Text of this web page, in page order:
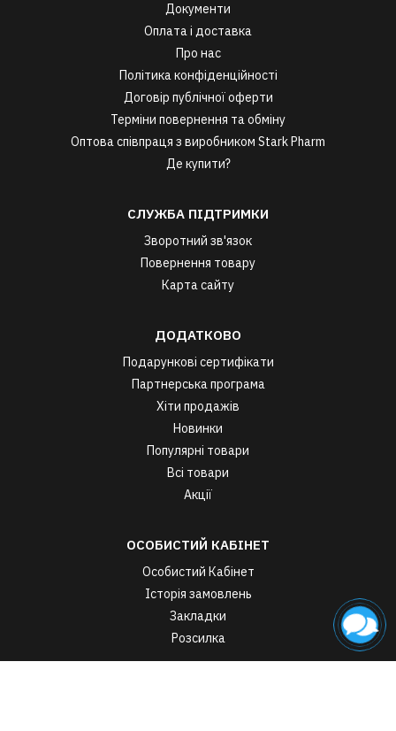
Документи
Оплата і доставка
Про нас
Політика конфіденційності
Договір публічної оферти
Терміни повернення та обміну
Оптова співпраця з виробником Stark Pharm
Де купити?
СЛУЖБА ПІДТРИМКИ
Зворотний зв'язок
Повернення товару
Карта сайту
ДОДАТКОВО
Подарункові сертифікати
Партнерська програма
Хіти продажів
Новинки
Популярні товари
Всі товари
Акції
ОСОБИСТИЙ КАБІНЕТ
Особистий Кабінет
Історія замовлень
Закладки
Розсилка